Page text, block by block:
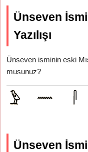
Ünseven
Yazılışı
Ünseven isminin eski
musunuz?
Ünseven